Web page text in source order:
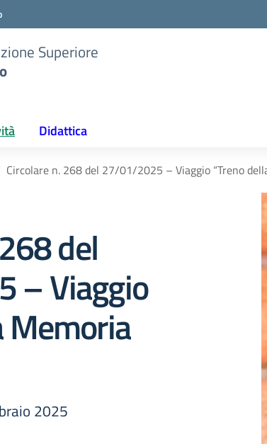
Superiore
Didattica
Circolare n. 268 del 27/01/2025 – Viaggio “Treno
del
– Viaggio
Memoria
2025